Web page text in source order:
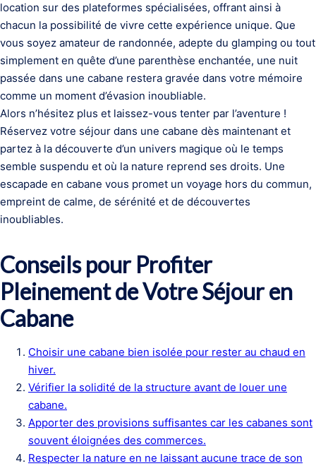
location sur des plateformes spécialisées, offrant ainsi à
chacun la possibilité de vivre cette expérience unique. Que
vous soyez amateur de randonnée, adepte du glamping ou tout
simplement en quête d’une parenthèse enchantée, une nuit
passée dans une cabane restera gravée dans votre mémoire
comme un moment d’évasion inoubliable.
Alors n’hésitez plus et laissez-vous tenter par l’aventure !
Réservez votre séjour dans une cabane dès maintenant et
partez à la découverte d’un univers magique où le temps
semble suspendu et où la nature reprend ses droits. Une
escapade en cabane vous promet un voyage hors du commun,
empreint de calme, de sérénité et de découvertes
inoubliables.
Conseils pour Profiter
Pleinement de Votre Séjour en
Cabane
Choisir une cabane bien isolée pour rester au chaud en
hiver.
Vérifier la solidité de la structure avant de louer une
cabane.
Apporter des provisions suffisantes car les cabanes sont
souvent éloignées des commerces.
Respecter la nature en ne laissant aucune trace de son